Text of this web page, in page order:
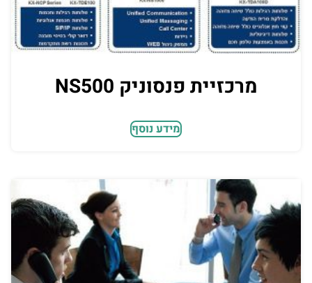
מרכזיית פנסוניק NS500
מידע נוסף